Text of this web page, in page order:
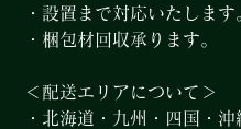
・設置まで対応いたします
・梱包材回収承ります。
＜配送エリアについて＞
・北海道・九州・四国・